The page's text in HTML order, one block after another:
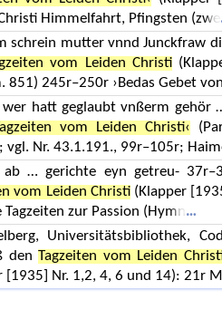
Himmelfahrt, Pfingsten (zwe
schrein mutter vnnd Junckfraw
vom Leiden Christi
851) 245r–250r ›Bedas Gebet
hatt geglaubt vnßerm gehör
vom Leiden Christi‹
vgl. Nr. 43.1.191., 99r–105r;
… gerichte eyn getreu-
vom Leiden Christi(Klapper
Tagzeiten zur Passion (Hymn
Universitätsbibliothek,
den Tagzeiten vom Leiden
[1935] Nr. 1,2, 4, 6 und 14): 21r